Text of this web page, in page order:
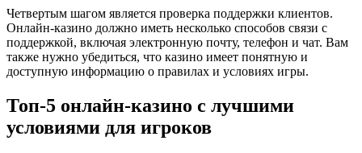
Четвертым шагом является проверка поддержки клиентов.
Онлайн-казино должно иметь несколько способов связи с
поддержкой, включая электронную почту, телефон и чат. Вам
также нужно убедиться, что казино имеет понятную и
доступную информацию о правилах и условиях игры.
Топ-5 онлайн-казино с лучшими
условиями для игроков